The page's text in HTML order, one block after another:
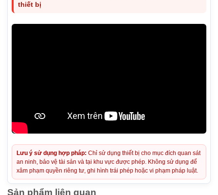
thiết bị
Lưu ý sử dụng hợp pháp: Chỉ sử dụng thiết bị cho mục đích quan sát
an ninh, bảo vệ tài sản và tại khu vực được phép. Không sử dụng để
xâm phạm quyền riêng tư, ghi hình trái phép hoặc vi phạm pháp luật.
Sản phẩm liên quan